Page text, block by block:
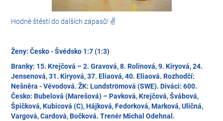
Hodně štěstí do dalších zápasů! ✌️
Ženy: Česko - Švédsko 1:7 (1:3)
Branky: 15. Krejčová – 2. Gravová, 8. Rolinová, 9. Kiryová, 24.
Jensenová, 31. Kiryová, 37. Eliaová, 40. Eliaová.Rozhodčí:
Nešněra - Vévodová.ŽK: Lundströmová (SWE).Diváci: 600.
Česko: Bubelová (Marešová) – Pavková, Krejčová, Švábová,
Špičková, Kubicová (C), Hájková, Fedorková, Marková, Uličná,
Vargová, Cardová, Bočková. Trenér Michal Odehnal.